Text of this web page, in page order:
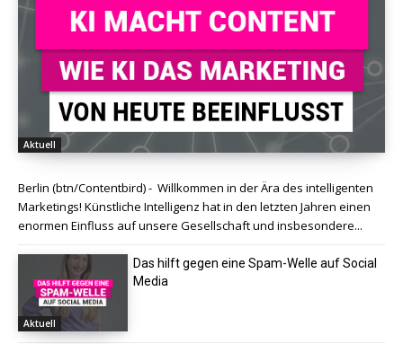
Aktuell
Berlin (btn/Contentbird) - Willkommen in der Ära des intelligenten
Marketings! Künstliche Intelligenz hat in den letzten Jahren einen
enormen Einfluss auf unsere Gesellschaft und insbesondere...
Aktuell
Das hilft gegen eine Spam-Welle auf Social
Media